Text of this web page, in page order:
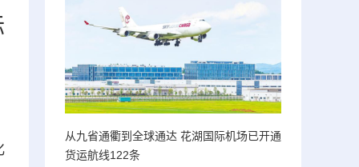
从九省通衢到全球通达 花湖国际机场已开通
货运航线122条